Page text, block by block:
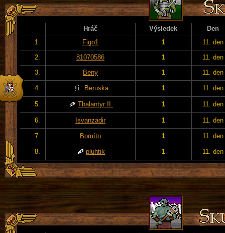
Hráč Výsledek
Den
1.
Figo1 1
11. den
2.
81070586 1
11. den
3.
Beny 1 11. den
4. Beruska 1 11. den
5. Thalantyr II. 1 11. den
6. Isvanzadir 1 11. den
7. Bomíto 1 11. den
8. pluhtik 1 11. den